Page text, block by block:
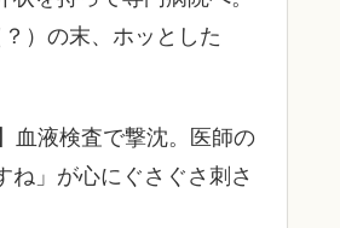
）の末、ホッとした
血液検査で撃沈。医師の
ね」が心にぐさぐさ刺さ